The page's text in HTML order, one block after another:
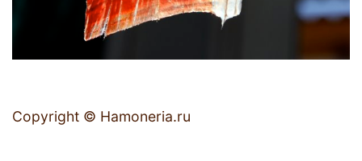
Copyright © Hamoneria.ru